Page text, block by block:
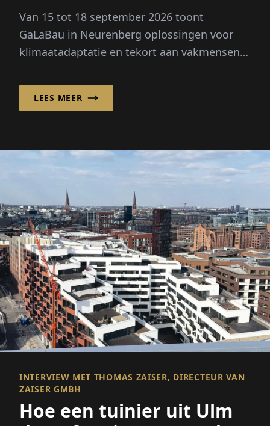
Van 15 tot 18 september 2026 toont
GaLaBau in Neurenberg oplossingen voor
klimaatadaptatie en tekort aan vakmensen.
digitalisering en AI.
LEES MEER
INTERVIEW MET THOMAS ZAISER, DIRECTEUR VAN
ZAISER GMBH
Hoe een tuinier uit Ulm